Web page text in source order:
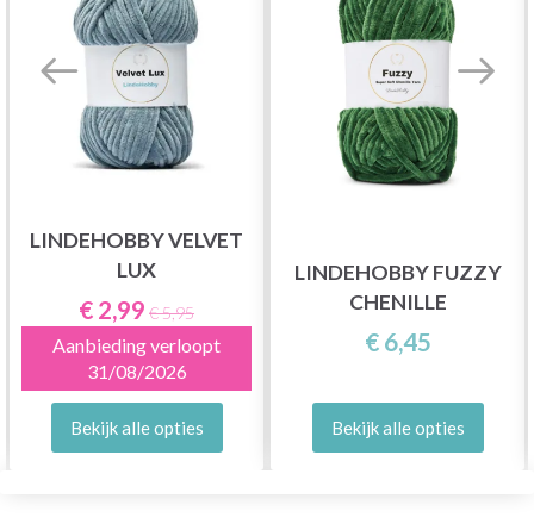
LINDEHOBBY VELVET
LUX
€ 2,99 € 5,95
Aanbieding verloopt
31/08/2026
Bekijk alle opties
LINDEHOBBY FUZZY
CHENILLE
€ 6,45
Bekijk alle opties